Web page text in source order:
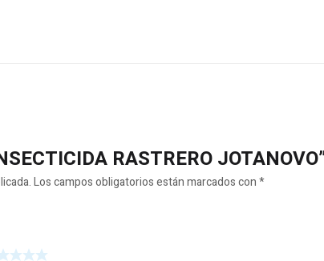
RASTRERO
Los campos obligatorios están marcados con*